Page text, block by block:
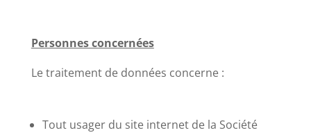
Personnes concernées
Le traitement de données concerne :
Tout usager du site internet de la Société